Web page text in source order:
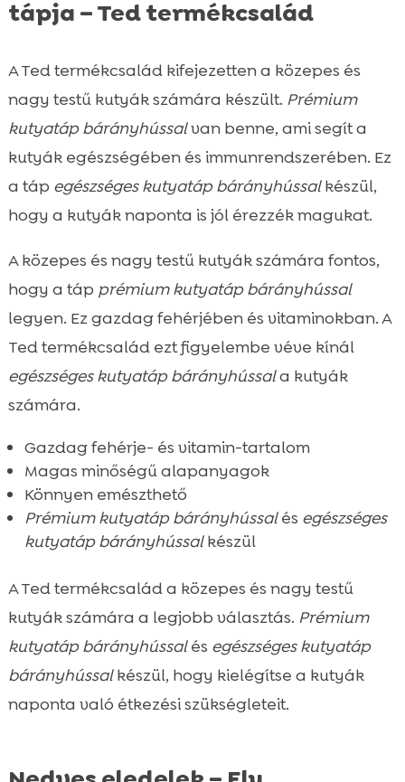
tápja – Ted termékcsalád
A Ted termékcsalád kifejezetten a közepes és
nagy testű kutyák számára készült. Prémium
kutyatáp bárányhússalvan benne, ami segít a
kutyák egészségében és immunrendszerében. Ez
a táp egészséges kutyatáp bárányhússalkészül,
hogy a kutyák naponta is jól érezzék magukat.
A közepes és nagy testű kutyák számára fontos,
hogy a táp prémium kutyatáp bárányhússal
legyen. Ez gazdag fehérjében és vitaminokban. A
Ted termékcsalád ezt figyelembe véve kínál
egészséges kutyatáp bárányhússala kutyák
számára.
Gazdag fehérje- és vitamin-tartalom
Magas minőségű alapanyagok
Könnyen emészthető
Prémium kutyatáp bárányhússalés egészséges
kutyatáp bárányhússalkészül
A Ted termékcsalád a közepes és nagy testű
kutyák számára a legjobb választás. Prémium
kutyatáp bárányhússalés egészséges kutyatáp
bárányhússalkészül, hogy kielégítse a kutyák
naponta való étkezési szükségleteit.